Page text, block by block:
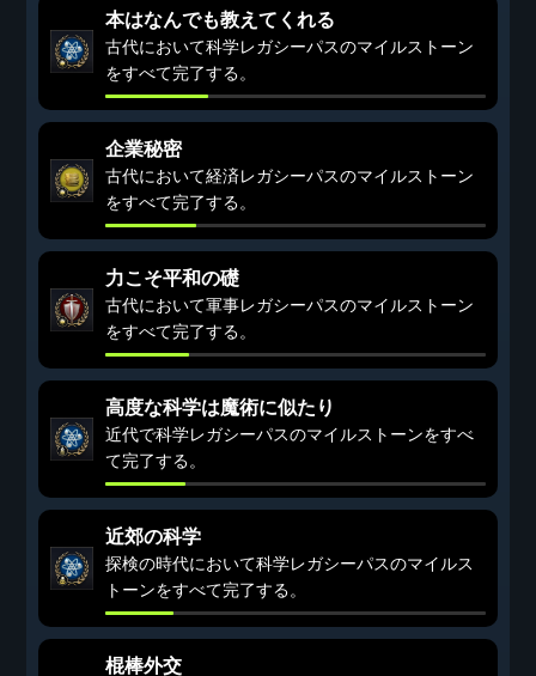
本はなんでも教えてくれる
古代において科学レガシーパスのマイルストーン
をすべて完了する。
企業秘密
古代において経済レガシーパスのマイルストーン
をすべて完了する。
力こそ平和の礎
古代において軍事レガシーパスのマイルストーン
をすべて完了する。
高度な科学は魔術に似たり
近代で科学レガシーパスのマイルストーンをすべ
て完了する。
近郊の科学
探検の時代において科学レガシーパスのマイルス
トーンをすべて完了する。
棍棒外交